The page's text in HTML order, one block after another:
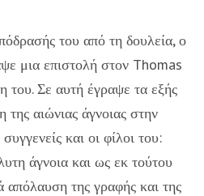
του από τη δουλεία, ο
μια επιστολή στον Thomas
του. Σε αυτή έγραψε τα εξής
αιώνιας άγνοιας στην
και οι φίλοι του:
άγνοια και ως εκ τούτου
απόλαυση της γραφής και της